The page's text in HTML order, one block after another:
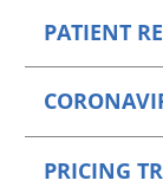
PATIENT
PRICING